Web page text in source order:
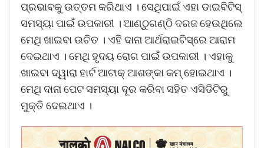
ପ୍ରଭାବକୁ ଉତ୍ତମ କରିଥାଏ । ସେଥିପାଇଁ ଏହା ଡାଇବିଟିସ୍‌
ସମସ୍ୟା ପାଇଁ ଉପକାରୀ । ଆଣ୍ଠୁଗଣ୍ଠି ଦରଜ ହେଉଥିଲେ
ମେଥି ଖାଇବା ଉଚିତ । ଏହି ଦାନା ଆର୍ଥରାଇଟିସ୍‌ରେ ଆରାମ
ଦେଇଥାଏ । ମେଥି ହୃଦୟ ରୋଗ ପାଇଁ ଉପକାରୀ । ଏହାକୁ
ଖାଇବା ଦ୍ୱାରା ହାର୍ଟ ଆଟାକ୍‌ ଆଶଙ୍କା କମ୍‌ ହୋଇଥାଏ ।
ମେଥି ଦାନା ପେଟ ସମସ୍ୟା ଦୂର କରିବା ସହିତ ଏସିଡିଟିରୁ
ମୁକ୍ତି ଦେଇଥାଏ ।